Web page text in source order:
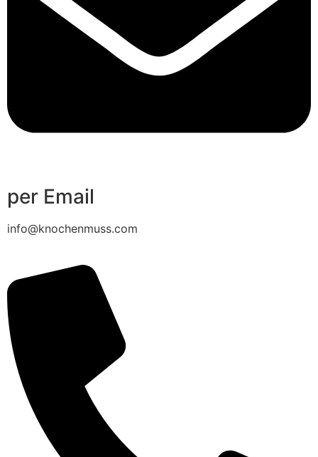
per Email
info@knochenmuss.com